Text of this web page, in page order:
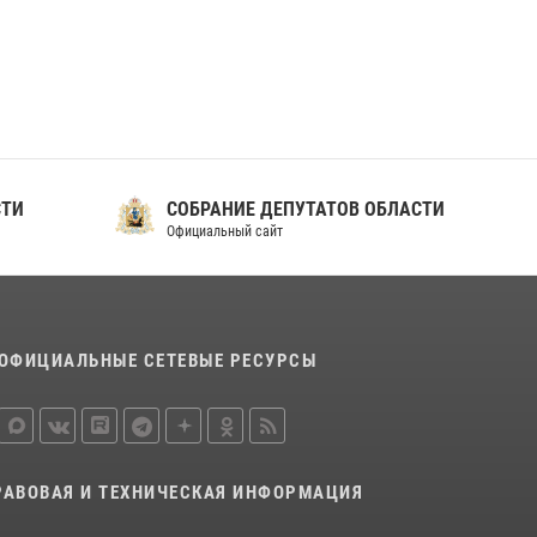
СОБРАНИЕ ДЕПУТАТОВ ОБЛАСТИ
Официальный сайт
СЕТЕВЫЕ РЕСУРСЫ
И ТЕХНИЧЕСКАЯ ИНФОРМАЦИЯ